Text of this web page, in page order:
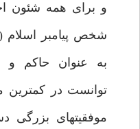
و براى همه شئون
شخص پیامبر
به عنوان حاکم و
توانست در کمترین
موفقیتهاى بزرگى